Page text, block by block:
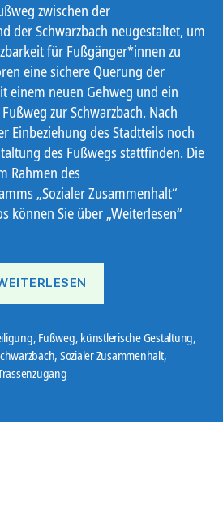
zwischen der
der Schwarzbach neugestaltet, um
für Fußgänger*innen zu
eine sichere Querung der
einem neuen Gehweg und ein
zur Schwarzbach. Nach
Einbeziehung des Stadtteils noch
des Fußwegs stattfinden. Die
Rahmen des
„Sozialer Zusammenhalt“
können Sie über „Weiterlesen“
, Fußweg, künstlerische Gestaltung,
, Sozialer Zusammenhalt,